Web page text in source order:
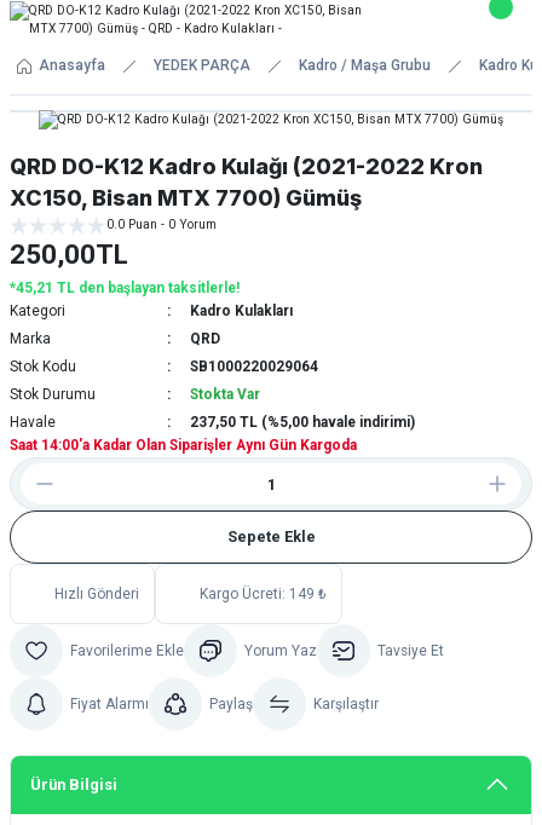
Anasayfa YEDEK PARÇA Kadro / Maşa Grubu Kadro
QRD DO-K12 Kadro Kulağı (2021-2022 Kron
XC150, Bisan MTX 7700) Gümüş
0.0 Puan - 0 Yorum
250,00TL
*45,21 TL den başlayan taksitlerle!
Kategori
Kadro Kulakları
Marka
QRD
Stok Kodu
SB1000220029064
Stok Durumu
Stokta Var
Havale
237,50 TL (%5,00 havale indirimi)
Saat 14:00'a Kadar Olan Siparişler Aynı Gün Kargoda
Sepete Ekle
Hızlı Gönderi Kargo Ücreti: 149 ₺
Yorum Yaz Tavsiye Et
Fiyat Alarmı Paylaş Karşılaştır
Ürün Bilgisi